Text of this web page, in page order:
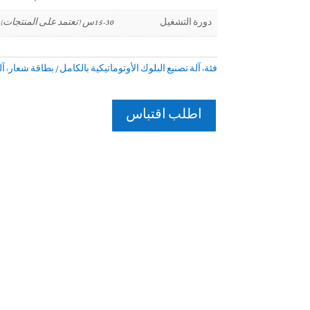
دورة التشغيل
15-30س (تعتمد على المنتجات)
فئة:آلة تصنيع البلوك الأوتوماتيكية بالكامل بطاقة شعار:
اطلب اقتباس